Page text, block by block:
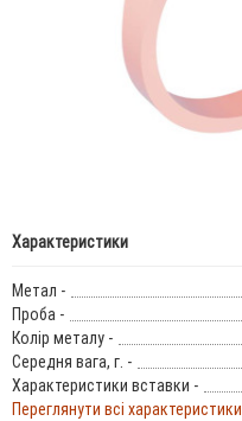
Характеристики
Метал -
Проба -
Колір металу -
Середня вага, г. -
Характеристики вставки -
Переглянути всі характеристики